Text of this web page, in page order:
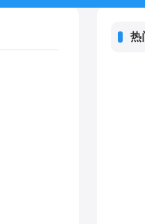
热